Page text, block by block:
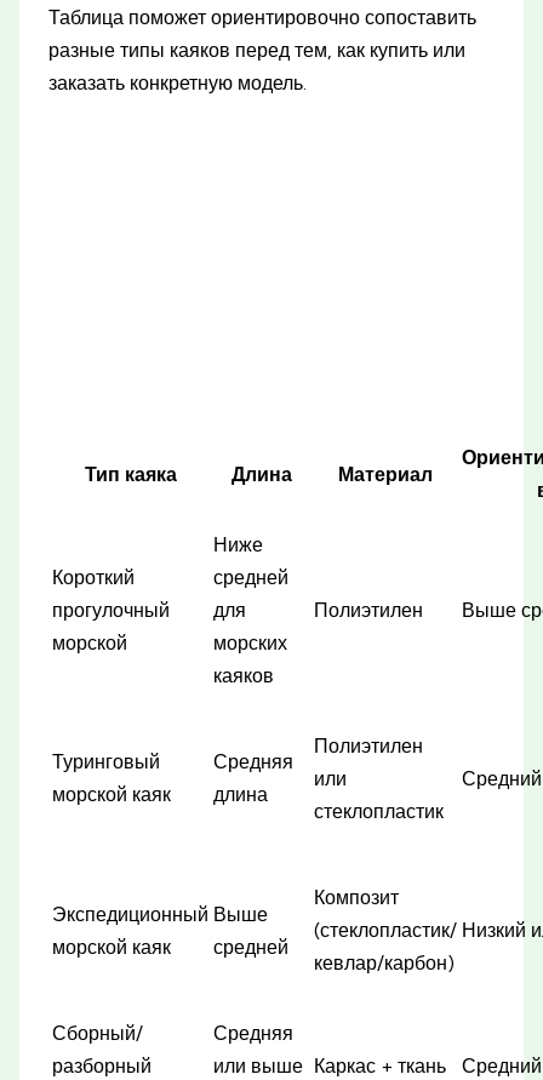
Таблица поможет ориентировочно сопоставить
разные типы каяков перед тем, как купить или
заказать конкретную модель.
Тип каяка Длина Материал
Короткий
прогулочный
морской
Ниже
средней
для
морских
каяков
Полиэтилен Выше
Туринговый
морской каяк
Средняя
длина
Полиэтилен
или
стеклопластик
Средний
Экспедиционный
морской каяк
Выше
средней
Композит
(стеклопластик/
кевлар/карбон)
Низкий
Сборный/
разборный
Средняя
или выше Каркас + ткань Средний